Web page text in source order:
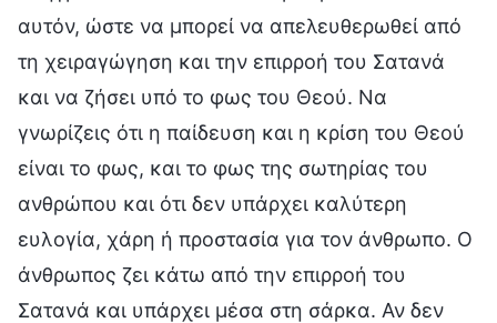
αυτόν, ώστε να μπορεί να απελευθερωθεί από
τη χειραγώγηση και την επιρροή του Σατανά
και να ζήσει υπό το φως του Θεού. Να
γνωρίζεις ότι η παίδευση και η κρίση του Θεού
είναι το φως, και το φως της σωτηρίας του
ανθρώπου και ότι δεν υπάρχει καλύτερη
ευλογία, χάρη ή προστασία για τον άνθρωπο. Ο
άνθρωπος ζει κάτω από την επιρροή του
Σατανά και υπάρχει μέσα στη σάρκα. Αν δεν